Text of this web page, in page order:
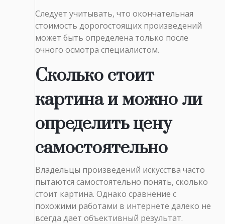
Следует учитывать, что окончательная
стоимость дорогостоящих произведений
может быть определена только после
очного осмотра специалистом.
Сколько стоит
картина и можно ли
определить цену
самостоятельно
Владельцы произведений искусства часто
пытаются самостоятельно понять, сколько
стоит картина. Однако сравнение с
похожими работами в интернете далеко не
всегда дает объективный результат.